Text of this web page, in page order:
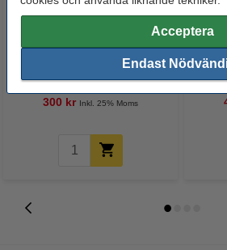
Acceptera
Endast
Varumärket 123ink
ersätter Brother TZe-211 | svart
text - vit märkband | 6mm x 8m |
5st
300 kr Inkl. 25% Moms
text -